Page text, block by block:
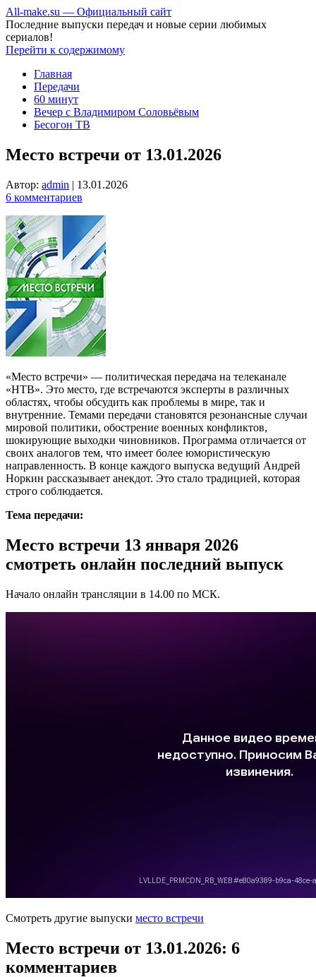
All-make.su — Официальный сайт
Последние выпуски передач и новые серии любимых
сериалов!
Перейти к содержимому
Главная
Передачи
60 минут
Вечер с Владимиром Соловьёвым
Бесогон ТВ
Место встречи от 13.01.2026
Автор: admin | 13.01.2026
6 комментариев
«Место встречи» — политическая передача на телеканале
«НТВ». Это место, где встречаются эксперты в различных
областях, чтобы обсудить как проблемы в мире, так и
внутренние. Темами передачи становятся резонансные случаи
мировой политики, обострение военных конфликтов,
шокирующие выходки чиновников. Программа отличается от
своих аналогов тем, что имеет более юмористическую
направленность. В конце каждого выпуска ведущий Андрей
Норкин рассказывает анекдот. Это стало традицией, которая
строго соблюдается.
Тема передачи:
Место встречи 13 января 2026
смотреть онлайн последний выпуск
Начало онлайн трансляции в 14.00 по МСК.
Смотреть другие выпуски место встречи
Место встречи от 13.01.2026: 6
комментариев